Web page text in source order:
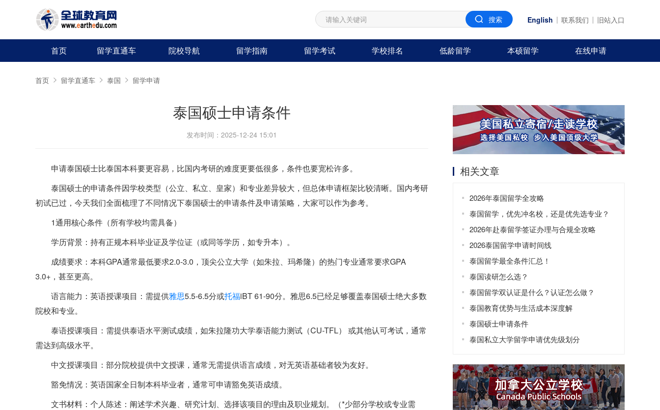
English 联系我们 旧站入口
首页 留学直通车 院校导航 留学指南 留学考试 学校排名 低龄留学 本硕留学 在线申请
首页 留学直通车 泰国 留学申请
泰国硕士申请条件
发布时间：2025-12-24 15:01
申请泰国硕士比泰国本科要更容易，比国内考研的难度更要低很多，条件也要宽松许多。
泰国硕士的申请条件因学校类型（公立、私立、皇家）和专业差异较大，但总体申请框架比较清晰。国内考研
初试已过，今天我们全面梳理了不同情况下泰国硕士的申请条件及申请策略，大家可以作为参考。
1通用核心条件（所有学校均需具备）
学历背景：持有正规本科毕业证及学位证（或同等学历，如专升本）。
成绩要求：本科GPA通常最低要求2.0-3.0，顶尖公立大学（如朱拉、玛希隆）的热门专业通常要求GPA
3.0+，甚至更高。
语言能力：英语授课项目：需提供雅思5.5-6.5分或托福iBT 61-90分。雅思6.5已经足够覆盖泰国硕士绝大多数
院校和专业。
泰语授课项目：需提供泰语水平测试成绩，如朱拉隆功大学泰语能力测试（CU-TFL） 或其他认可考试，通常
需达到高级水平。
中文授课项目：部分院校提供中文授课，通常无需提供语言成绩，对无英语基础者较为友好。
豁免情况：英语国家全日制本科毕业者，通常可申请豁免英语成绩。
文书材料：个人陈述：阐述学术兴趣、研究计划、选择该项目的理由及职业规划。（*少部分学校或专业需
相关文章
2026年泰国留学全攻略
泰国留学，优先冲名校，还是优先选专业？
2026年赴泰留学签证办理与合规全攻略
2026泰国留学申请时间线
泰国留学最全条件汇总！
泰国读研怎么选？
泰国留学双认证是什么？认证怎么做？
泰国教育优势与生活成本深度解
泰国硕士申请条件
泰国私立大学留学申请优先级划分